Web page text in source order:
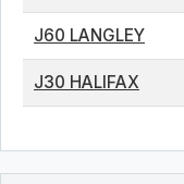
J60 LANGLEY
J30 HALIFAX